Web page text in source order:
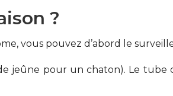
?
vous pouvez d’abord le
jeûne pour un chaton). Le tube